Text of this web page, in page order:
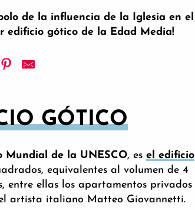
de la influencia de la Iglesia en el
edificio gótico de la Edad Media!
GÓTICO
Mundial de la UNESCO, es el edificio
equivalentes al volumen de 4
entre ellas los apartamentos privados
artista italiano Matteo Giovannetti.